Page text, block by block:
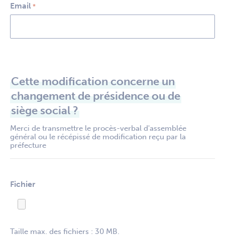
Email *
Cette modification concerne un
changement de présidence ou de
siège social ?
Merci de transmettre le procès-verbal d'assemblée
général ou le récépissé de modification reçu par la
préfecture
Fichier
Taille max. des fichiers : 30 MB.